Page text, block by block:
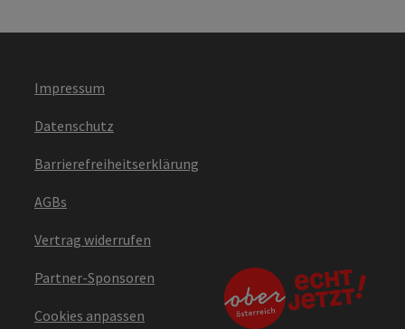
Impressum
Datenschutz
Barrierefreiheitserklärung
AGBs
Vertrag widerrufen
Partner-Sponsoren
Cookies anpassen